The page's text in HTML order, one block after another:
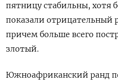
пятницу стабильны, хотя
показали отрицательный
причем больше всего
злотый.
Южноафриканский ранд